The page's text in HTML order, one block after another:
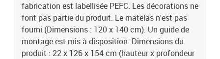
fabrication est labellisée PEFC. Les décorations ne
font pas partie du produit. Le matelas n'est pas
fourni (Dimensions : 120 x 140 cm). Un guide de
montage est mis à disposition. Dimensions du
produit : 22 x 126 x 154 cm (hauteur x profondeur